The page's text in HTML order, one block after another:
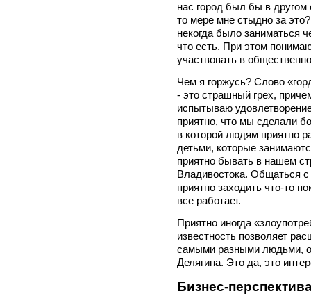
нас город был бы в другом
то мере мне стыдно за
некогда было заниматься
что есть. При этом
участвовать в
Чем я горжусь? Слово
- это страшный грех,
испытываю
приятно, что мы сделали
в которой людям приятно
детьми, которые
приятно бывать в нашем
Владивостока. Общаться
приятно заходить что-то
все работает.
Приятно иногда
известность позволяет
самыми разными людьми,
Делягина. Это да, это
Бизнес-